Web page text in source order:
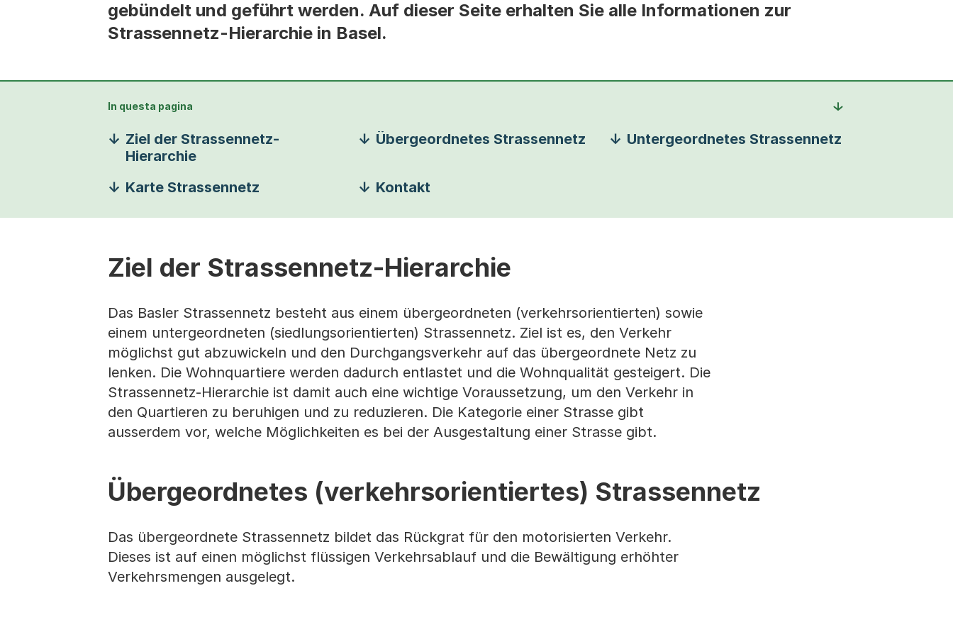
gebündelt und geführt werden. Auf dieser Seite erhalten Sie alle Informationen zur
Strassennetz-Hierarchie in Basel.
In questa pagina
Ziel der Strassennetz-
Hierarchie
Übergeordnetes Strassennetz Untergeordnetes Strassennetz
Karte Strassennetz Kontakt
Ziel der Strassennetz-Hierarchie
Das Basler Strassennetz besteht aus einem übergeordneten (verkehrsorientierten) sowie
einem untergeordneten (siedlungsorientierten) Strassennetz. Ziel ist es, den Verkehr
möglichst gut abzuwickeln und den Durchgangsverkehr auf das übergeordnete Netz zu
lenken. Die Wohnquartiere werden dadurch entlastet und die Wohnqualität gesteigert. Die
Strassennetz-Hierarchie ist damit auch eine wichtige Voraussetzung, um den Verkehr in
den Quartieren zu beruhigen und zu reduzieren. Die Kategorie einer Strasse gibt
ausserdem vor, welche Möglichkeiten es bei der Ausgestaltung einer Strasse gibt.
Übergeordnetes (verkehrsorientiertes) Strassennetz
Das übergeordnete Strassennetz bildet das Rückgrat für den motorisierten Verkehr.
Dieses ist auf einen möglichst flüssigen Verkehrsablauf und die Bewältigung erhöhter
Verkehrsmengen ausgelegt.